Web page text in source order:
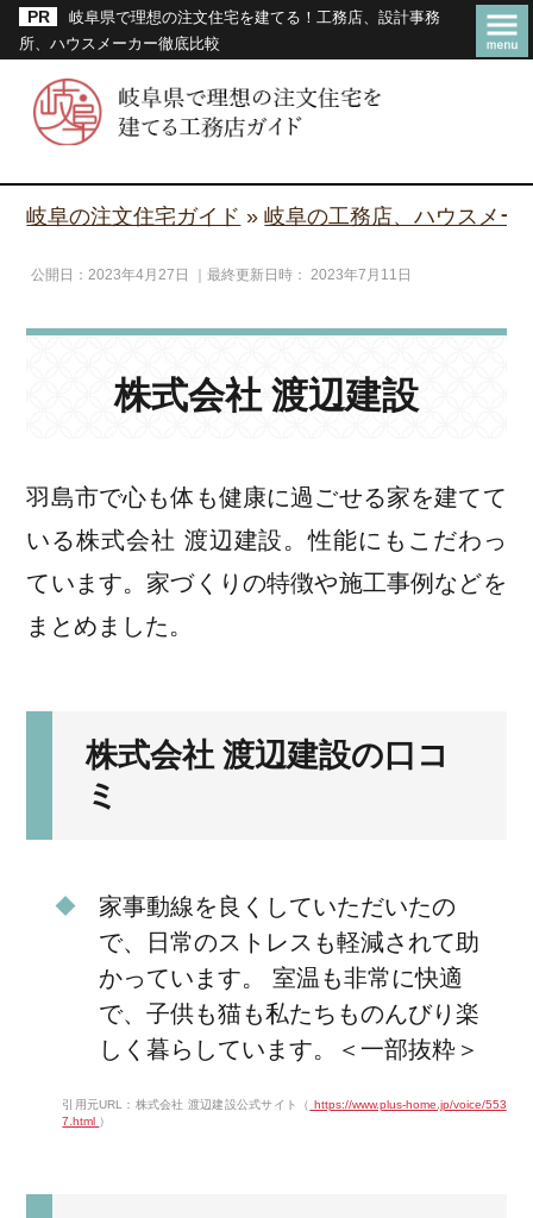
岐阜県で理想の注文住宅を建てる！工務店、設計事務
所、ハウスメーカー徹底比較
岐阜の注文住宅ガイド »岐阜の工務店、ハウスメー
公開日：2023年4月27日 ｜最終更新日時：2023年7月11日
株式会社 渡辺建設
羽島市で心も体も健康に過ごせる家を建てて
いる株式会社 渡辺建設。性能にもこだわっ
ています。家づくりの特徴や施工事例などを
まとめました。
株式会社 渡辺建設の口コ
ミ
家事動線を良くしていただいたの
で、日常のストレスも軽減されて助
かっています。 室温も非常に快適
で、子供も猫も私たちものんびり楽
しく暮らしています。＜一部抜粋＞
引用元URL：株式会社 渡辺建設公式サイト（ https://www.plus-home.jp/voice/553
7.html ）